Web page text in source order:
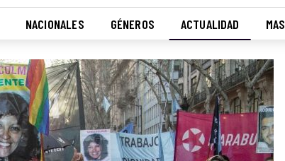
NACIONALES GÉNEROS ACTUALIDAD MAS